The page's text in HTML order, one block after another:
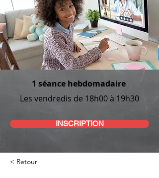
1 séance hebdomadaire
Les vendredis de 18h00 à 19h30
INSCRIPTION
< Retour